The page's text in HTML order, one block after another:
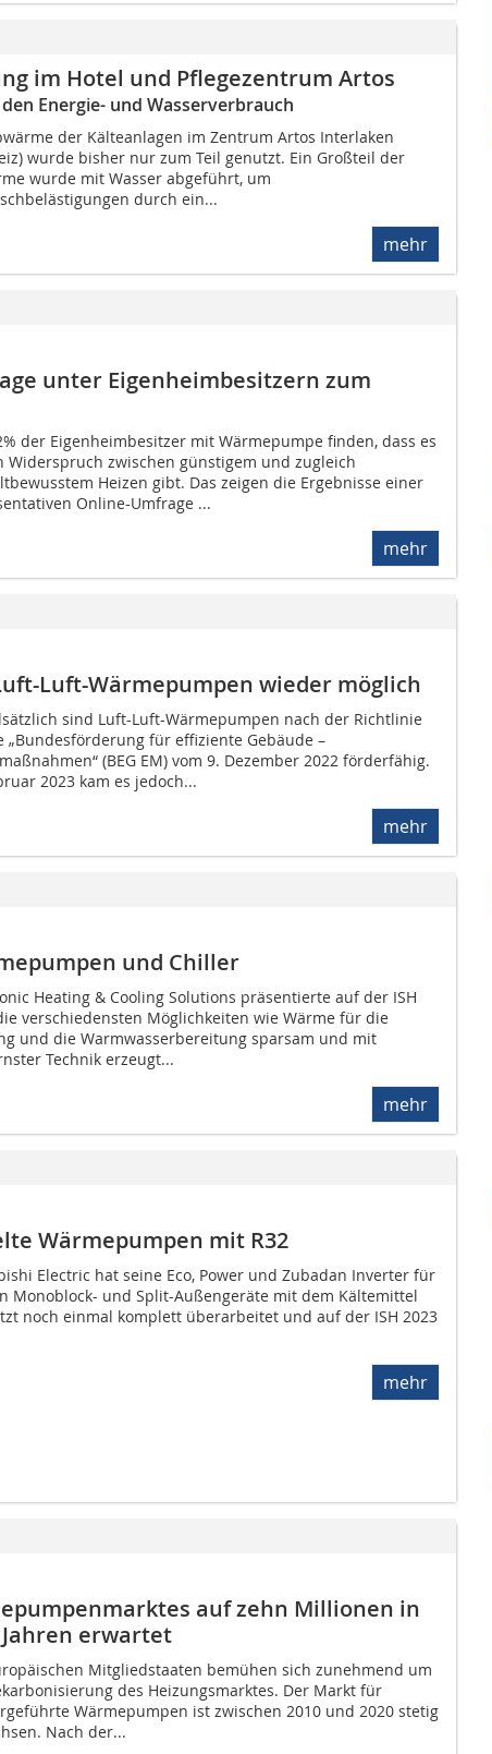
im Hotel und Pflegezentrum Artos
Energie- und Wasserverbrauch
der Kälteanlagen im Zentrum Artos Interlaken
wurde bisher nur zum Teil genutzt. Ein Großteil der
wurde mit Wasser abgeführt, um
durch ein...
mehr
unter Eigenheimbesitzern zum
der Eigenheimbesitzer mit Wärmepumpe finden, dass es
Widerspruch zwischen günstigem und zugleich
Heizen gibt. Das zeigen die Ergebnisse einer
Online-Umfrage ...
mehr
Luft-Wärmepumpen wieder möglich
sind Luft-Luft-Wärmepumpen nach der Richtlinie
„Bundesförderung für effiziente Gebäude –
(BEG EM) vom 9. Dezember 2022 förderfähig.
2023 kam es jedoch...
mehr
und Chiller
Heating & Cooling Solutions präsentierte auf der ISH
verschiedensten Möglichkeiten wie Wärme für die
und die Warmwasserbereitung sparsam und mit
Technik erzeugt...
mehr
Wärmepumpen mit R32
Electric hat seine Eco, Power und Zubadan Inverter für
Monoblock- und Split-Außengeräte mit dem Kältemittel
noch einmal komplett überarbeitet und auf der ISH 2023
mehr
auf zehn Millionen in
erwartet
Mitgliedstaaten bemühen sich zunehmend um
des Heizungsmarktes. Der Markt für
Wärmepumpen ist zwischen 2010 und 2020 stetig
Nach der...